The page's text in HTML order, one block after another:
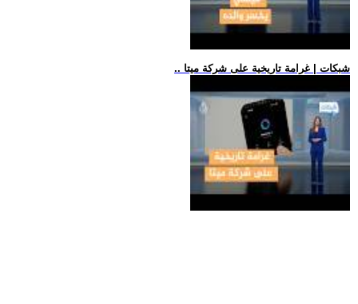
.. شبكات | غرامة تاريخية على شركة ميتا